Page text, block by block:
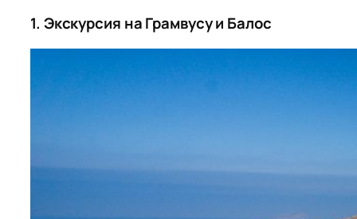
1. Экскурсия на Грамвусу и Балос